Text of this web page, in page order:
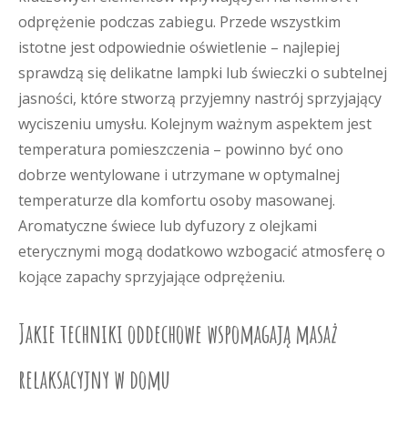
odprężenie podczas zabiegu. Przede wszystkim
istotne jest odpowiednie oświetlenie – najlepiej
sprawdzą się delikatne lampki lub świeczki o subtelnej
jasności, które stworzą przyjemny nastrój sprzyjający
wyciszeniu umysłu. Kolejnym ważnym aspektem jest
temperatura pomieszczenia – powinno być ono
dobrze wentylowane i utrzymane w optymalnej
temperaturze dla komfortu osoby masowanej.
Aromatyczne świece lub dyfuzory z olejkami
eterycznymi mogą dodatkowo wzbogacić atmosferę o
kojące zapachy sprzyjające odprężeniu.
Jakie techniki oddechowe wspomagają masaż
relaksacyjny w domu